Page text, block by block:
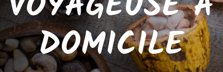
DOMICILE